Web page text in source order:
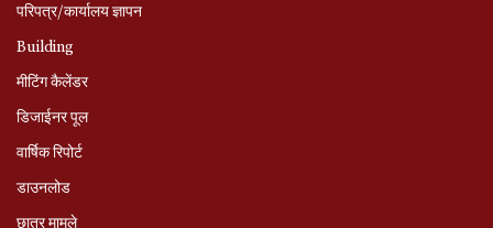
परिपत्र/कार्यालय ज्ञापन
Building
मीटिंग कैलेंडर
डिजाईनर पूल
वार्षिक रिपोर्ट
डाउनलोड
छात्र मामले